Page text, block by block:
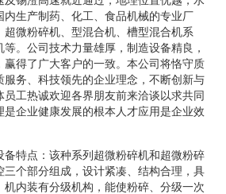
内生产制药、化工、食品机械的专业厂
微粉碎机、型混合机、槽型混合机系
。公司技术力量雄厚，制造设备精良，
得了广大客户的一致。本公司将恪守质
务、科技领先的企业理念，不断创新与
工热诚欢迎各界朋友前来洽谈以求共同
是企业健康发展的根本人才应用是企业效
备特点：该种系列超微粉碎机和超微粉碎
个部分组成，设计紧凑、结构合理，具
内装有分级机构，能使粉碎、分级一次